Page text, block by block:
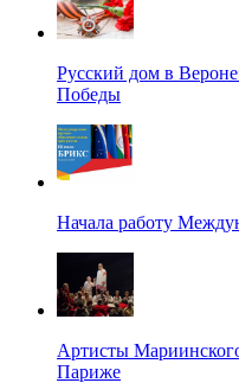
Русский дом в
Победы
Начала работу
Артисты
Париже